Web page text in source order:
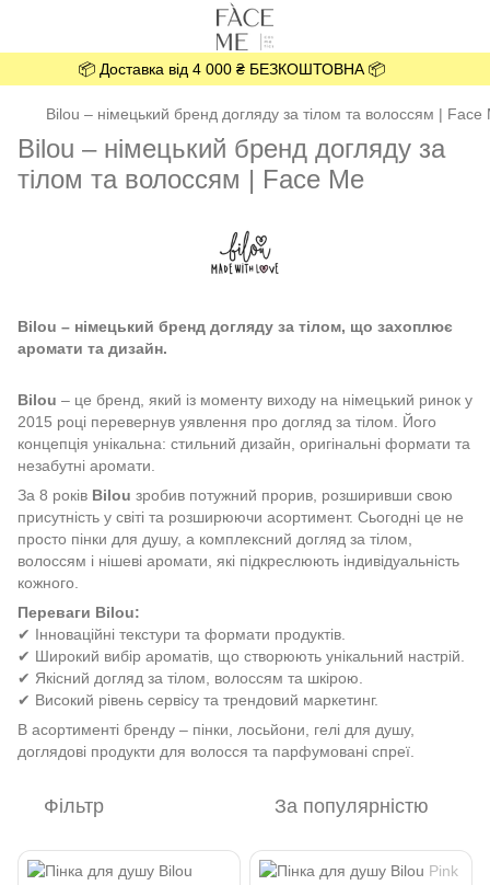
📦 Доставка від 4 000 ₴ БЕЗКОШТОВНА 📦
Bilou – німецький бренд догляду за тілом та волоссям | Face
Bilou – німецький бренд догляду за
тілом та волоссям | Face Me
Bilou – німецький бренд догляду за тілом, що захоплює
аромати та дизайн.
Bilou – це бренд, який із моменту виходу на німецький ринок у
2015 році перевернув уявлення про догляд за тілом. Його
концепція унікальна: стильний дизайн, оригінальні формати та
незабутні аромати.
За 8 років Bilou зробив потужний прорив, розширивши свою
присутність у світі та розширюючи асортимент. Сьогодні це не
просто пінки для душу, а комплексний догляд за тілом,
волоссям і нішеві аромати, які підкреслюють індивідуальність
кожного.
Переваги Bilou:
✔ Інноваційні текстури та формати продуктів.
✔ Широкий вибір ароматів, що створюють унікальний настрій.
✔ Якісний догляд за тілом, волоссям та шкірою.
✔ Високий рівень сервісу та трендовий маркетинг.
В асортименті бренду – пінки, лосьйони, гелі для душу,
доглядові продукти для волосся та парфумовані спреї.
Фільтр За популярністю